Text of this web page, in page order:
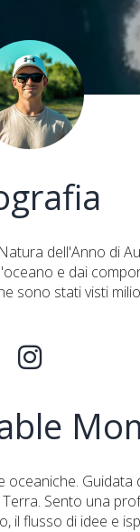
dell'Anno di
e dai
sono stati visti
Sento una
flusso di idee e